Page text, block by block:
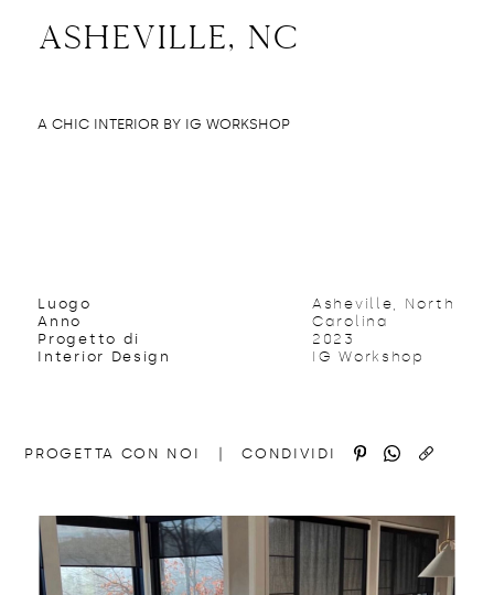
asheville, nc
A CHIC INTERIOR BY IG WORKSHOP
Luogo
Anno
Progetto di
Interior Design
Asheville, North
Carolina
2023
IG Workshop
PROGETTA CON NOI CONDIVIDI